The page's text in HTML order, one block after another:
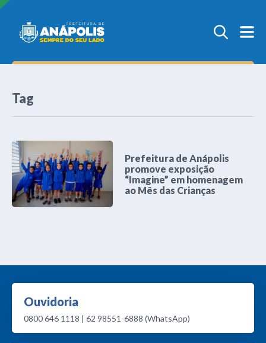
Tag
Prefeitura de Anápolis
promove exposição
“Imagine” em homenagem
ao Mês das Crianças
Ouvidoria
0800 646 1118 | 62 98551-6888 (WhatsApp)